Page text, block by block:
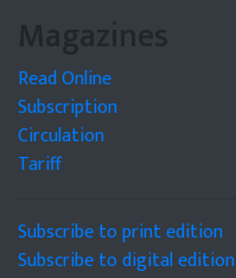
Magazines
Read Online
Subscription
Circulation
Tariff
Subscribe to print edition
Subscribe to digital edition